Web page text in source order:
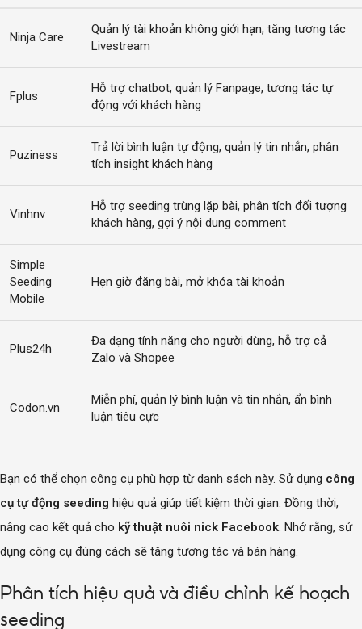
Ninja Care
Quản lý tài khoản không giới hạn, tăng tương tác
Livestream
Fplus
Hỗ trợ chatbot, quản lý Fanpage, tương tác tự
động với khách hàng
Puziness
Trả lời bình luận tự động, quản lý tin nhắn, phân
tích insight khách hàng
Vinhnv
Hỗ trợ seeding trùng lặp bài, phân tích đối tượng
khách hàng, gợi ý nội dung comment
Simple
Seeding
Mobile
Hẹn giờ đăng bài, mở khóa tài khoản
Plus24h
Đa dạng tính năng cho người dùng, hỗ trợ cả
Zalo và Shopee
Codon.vn
Miễn phí, quản lý bình luận và tin nhắn, ẩn bình
luận tiêu cực
Bạn có thể chọn công cụ phù hợp từ danh sách này. Sử dụng công
cụ tự động seeding hiệu quả giúp tiết kiệm thời gian. Đồng thời,
nâng cao kết quả cho kỹ thuật nuôi nick Facebook. Nhớ rằng, sử
dụng công cụ đúng cách sẽ tăng tương tác và bán hàng.
Phân tích hiệu quả và điều chỉnh kế hoạch
seeding